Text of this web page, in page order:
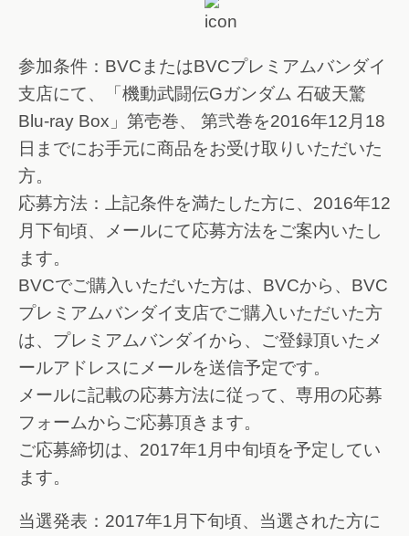
参加条件：BVCまたはBVCプレミアムバンダイ
支店にて、「機動武闘伝Gガンダム 石破天驚
Blu-ray Box」第壱巻、 第弐巻を2016年12月18
日までにお手元に商品をお受け取りいただいた
方。
応募方法：上記条件を満たした方に、2016年12
月下旬頃、メールにて応募方法をご案内いたし
ます。
BVCでご購入いただいた方は、BVCから、BVC
プレミアムバンダイ支店でご購入いただいた方
は、プレミアムバンダイから、ご登録頂いたメ
ールアドレスにメールを送信予定です。
メールに記載の応募方法に従って、専用の応募
フォームからご応募頂きます。
ご応募締切は、2017年1月中旬頃を予定してい
ます。
当選発表：2017年1月下旬頃、当選された方に